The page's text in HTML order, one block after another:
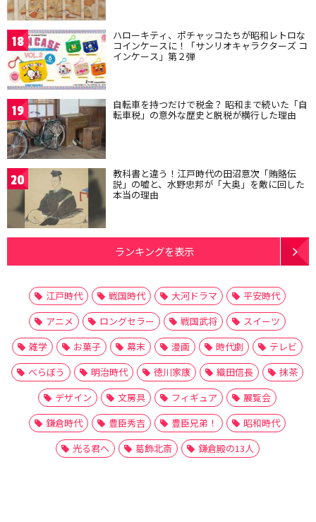
18 ハローキティ、ポチャッコたちが昭和レトロな
コインケースに！「サンリオキャラクターズ コ
インケース」第２弾
19 自転車を持つだけで税金？ 昭和まで続いた「自
転車税」の意外な歴史と脱税が横行した理由
20 教科書と違う！江戸時代の田沼意次「賄賂伝
説」の嘘と、水野忠邦が「大奥」を敵に回した
本当の理由
ランキングを表示
江戸時代 戦国時代 大河ドラマ
平安時代
アニメ
ロングセラー 戦国武将
スイーツ
雑学
お菓子 幕末 漫画 時代劇
テレビ
べらぼう
明治時代 徳川家康 織田信長
抹茶
デザイン
文房具 フィギュア
展覧会
鎌倉時代
豊臣秀吉 豊臣兄弟！
昭和時代
光る君へ
葛飾北斎 鎌倉殿の13人